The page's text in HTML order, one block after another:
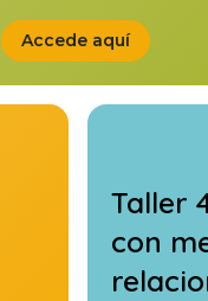
Accede aquí
Taller
con